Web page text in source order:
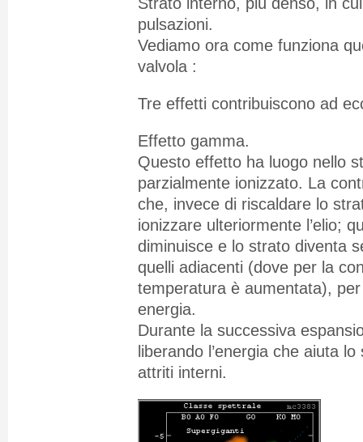
pulsazioni.
Vediamo ora come funziona
valvola :
Tre effetti contribuiscono ad
Effetto gamma.
Questo effetto ha luogo nello
parzialmente ionizzato. La
che, invece di riscaldare lo
ionizzare ulteriormente l’elio;
diminuisce e lo strato diventa
quelli adiacenti (dove per la
temperatura è aumentata),
energia.
Durante la successiva
liberando l’energia che aiuta
attriti interni.